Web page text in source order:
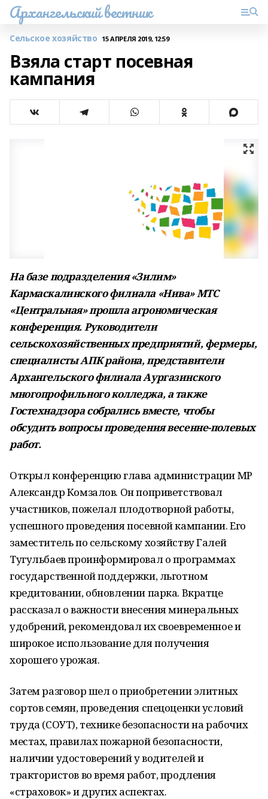
Архангельский вестник
Сельское хозяйство 15 АПРЕЛЯ 2019, 12:59
Взяла старт посевная
кампания
На базе подразделения «Зилим»
Кармаскалинского филиала «Нива» МТС
«Центральная» прошла агрономическая
конференция. Руководители
сельскохозяйственных предприятий, фермеры,
специалисты АПК района, представители
Архангельского филиала Аургазинского
многопрофильного колледжа, а также
Гостехнадзора собрались вместе, чтобы
обсудить вопросы проведения весенне-полевых
работ.
Открыл конференцию глава администрации МР
Александр Комзалов. Он поприветствовал
участников, пожелал плодотворной работы,
успешного проведения посевной кампании. Его
заместитель по сельскому хозяйству Галей
Тугульбаев проинформировал о программах
государственной поддержки, льготном
кредитовании, обновлении парка. Вкратце
рассказал о важности внесения минеральных
удобрений, рекомендовал их своевременное и
широкое использование для получения
хорошего урожая.
Затем разговор шел о приобретении элитных
сортов семян, проведения спецоценки условий
труда (СОУТ), технике безопасности на рабочих
местах, правилах пожарной безопасности,
наличии удостоверений у водителей и
трактористов во время работ, продления
«страховок» и других аспектах.